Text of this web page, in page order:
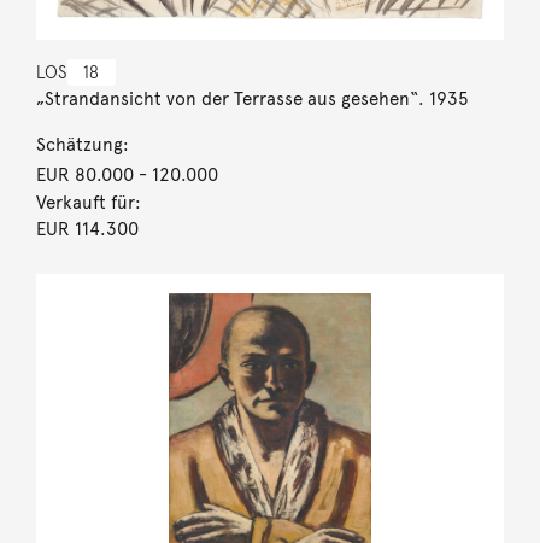
LOS 18
„Strandansicht von der Terrasse aus gesehen“. 1935
Schätzung:
EUR 80.000- 120.000
Verkauft für:
EUR 114.300